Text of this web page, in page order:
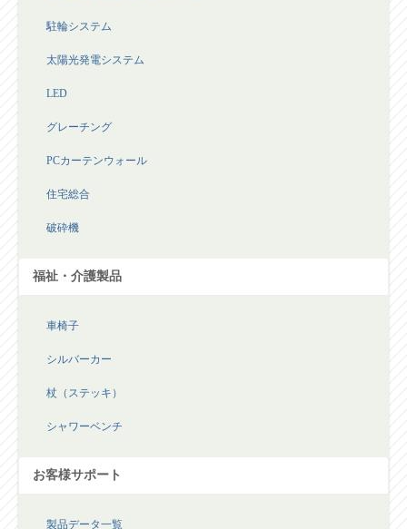
駐輪システム
太陽光発電システム
LED
グレーチング
PCカーテンウォール
住宅総合
破砕機
福祉・介護製品
車椅子
シルバーカー
杖（ステッキ）
シャワーベンチ
お客様サポート
製品データ一覧